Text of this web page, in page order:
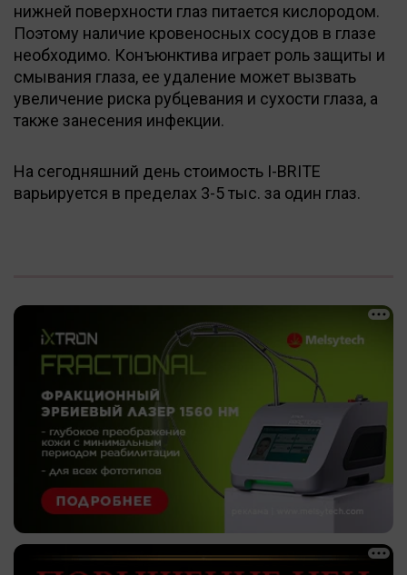
нижней поверхности глаз питается кислородом.
Поэтому наличие кровеносных сосудов в глазе
необходимо. Конъюнктива играет роль защиты и
смывания глаза, ее удаление может вызвать
увеличение риска рубцевания и сухости глаза, а
также занесения инфекции.
На сегодняшний день стоимость I-BRITE
варьируется в пределах 3-5 тыс. за один глаз.